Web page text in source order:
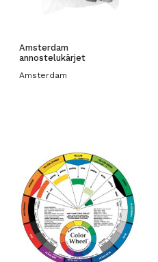
Amsterdam
annostelukärjet
Amsterdam